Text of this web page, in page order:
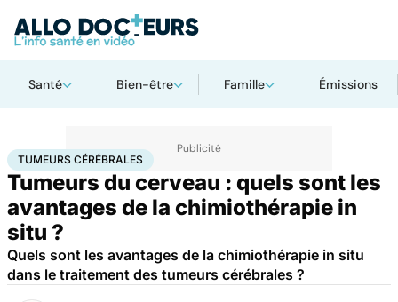
Santé Bien-être Famille Émissions
AccueilSantéTumeurs cérébrales
TUMEURS CÉRÉBRALES
Tumeurs du cerveau : quels sont les
avantages de la chimiothérapie in
situ ?
Quels sont les avantages de la chimiothérapie in situ
dans le traitement des tumeurs cérébrales ?